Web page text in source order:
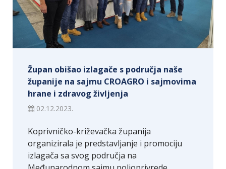
Župan obišao izlagače s područja naše
županije na sajmu CROAGRO i sajmovima
hrane i zdravog življenja
02.12.2023.
Koprivničko-križevačka županija
organizirala je predstavljanje i promociju
izlagača sa svog područja na